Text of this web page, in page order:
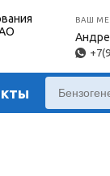
ВАШ